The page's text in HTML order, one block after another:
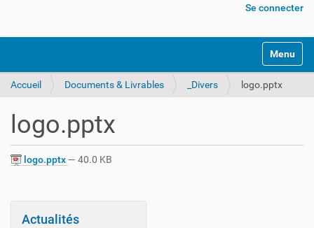
Se connecter
Activer/
Accueil Documents & Livrables _Divers logo.pptx
logo.pptx
logo.pptx— 40.0 KB
Actualités